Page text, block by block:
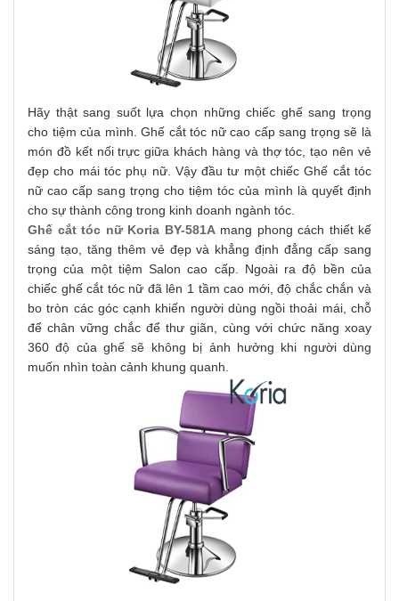
Hãy thật sang suốt lựa chọn những chiếc ghế sang trọng
cho tiệm của mình. Ghế cắt tóc nữ cao cấp sang trọng sẽ là
món đồ kết nối trực giữa khách hàng và thợ tóc, tạo nên vẻ
đẹp cho mái tóc phụ nữ. Vậy đầu tư một chiếc Ghế cắt tóc
nữ cao cấp sang trọng cho tiệm tóc của mình là quyết định
cho sự thành công trong kinh doanh ngành tóc.
Ghế cắt tóc nữ Koria BY-581Amang phong cách thiết kế
sáng tạo, tăng thêm vẻ đẹp và khẳng định đẳng cấp sang
trọng của một tiệm Salon cao cấp. Ngoài ra độ bền của
chiếc ghế cắt tóc nữ đã lên 1 tầm cao mới, độ chắc chắn và
bo tròn các góc cạnh khiến người dùng ngồi thoải mái, chỗ
để chân vững chắc để thư giãn, cùng với chức năng xoay
360 độ của ghế sẽ không bị ảnh hưởng khi người dùng
muốn nhìn toàn cảnh khung quanh.